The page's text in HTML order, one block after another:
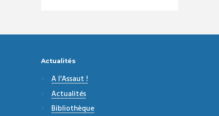
Actualités
A l'Assaut !
Actualités
Bibliothèque